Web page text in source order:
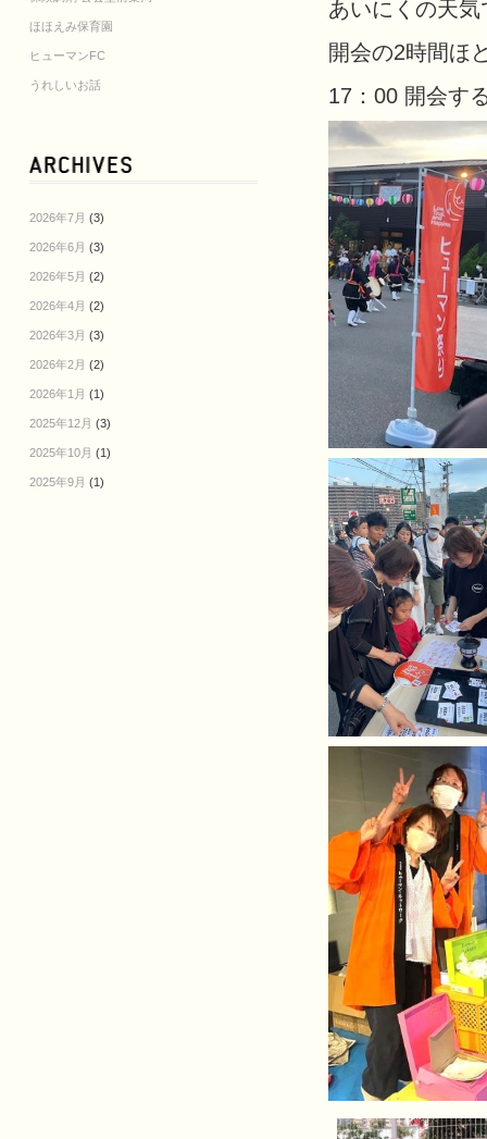
ほほえみ保育園
ヒューマンFC
うれしいお話
2026年7月 (3)
2026年6月 (3)
2026年5月 (2)
2026年4月 (2)
2026年3月 (3)
2026年2月 (2)
2026年1月 (1)
2025年12月 (3)
2025年10月 (1)
2025年9月 (1)
あいにくの天
開会の2時間ほ
17：00 開会す